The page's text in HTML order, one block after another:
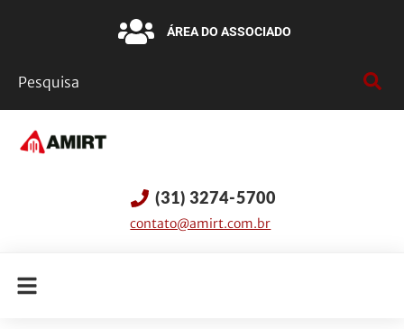
ÁREA DO ASSOCIADO
(31) 3274-5700
contato@amirt.com.br